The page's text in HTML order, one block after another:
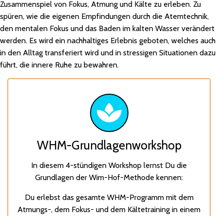
Zusammenspiel von Fokus, Atmung und Kälte zu erleben. Zu
spüren, wie die eigenen Empfindungen durch die Atemtechnik,
den mentalen Fokus und das Baden im kalten Wasser verändert
werden. Es wird ein nachhaltiges Erlebnis geboten, welches auch
in den Alltag transferiert wird und in stressigen Situationen dazu
führt, die innere Ruhe zu bewahren.
WHM-Grundlagenworkshop
In diesem 4-stündigen Workshop lernst Du die
Grundlagen der Wim-Hof-Methode kennen:
Du erlebst das gesamte WHM-Programm mit dem
Atmungs-, dem Fokus- und dem Kältetraining in einem